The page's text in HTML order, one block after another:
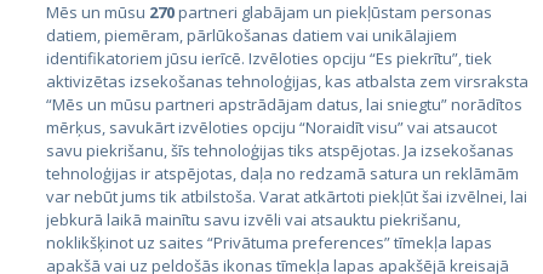
Страны
Эстония
Латвия
Литва
Mēs un mūsu 270partneri glabājam un piekļūstam personas
datiem, piemēram, pārlūkošanas datiem vai unikālajiem
identifikatoriem jūsu ierīcē. Izvēloties opciju “Es piekrītu”, tiek
aktivizētas izsekošanas tehnoloģijas, kas atbalsta zem virsraksta
“Mēs un mūsu partneri apstrādājam datus, lai sniegtu” norādītos
mērķus, savukārt izvēloties opciju “Noraidīt visu” vai atsaucot
savu piekrišanu, šīs tehnoloģijas tiks atspējotas. Ja izsekošanas
tehnoloģijas ir atspējotas, daļa no redzamā satura un reklāmām
var nebūt jums tik atbilstoša. Varat atkārtoti piekļūt šai izvēlnei, lai
jebkurā laikā mainītu savu izvēli vai atsauktu piekrišanu,
noklikšķinot uz saites “Privātuma preferences” tīmekļa lapas
apakšā vai uz peldošās ikonas tīmekļa lapas apakšējā kreisajā